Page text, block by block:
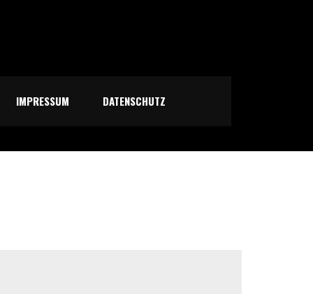
IMPRESSUM DATENSCHUTZ